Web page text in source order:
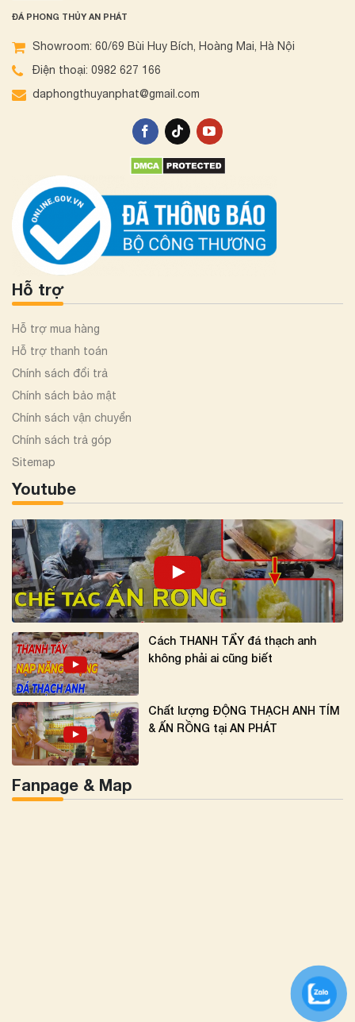
ĐÁ PHONG THỦY AN PHÁT
Showroom: 60/69 Bùi Huy Bích, Hoàng Mai, Hà Nội
Điện thoại: 0982 627 166
daphongthuyanphat@gmail.com
Hỗ trợ
Hỗ trợ mua hàng
Hỗ trợ thanh toán
Chính sách đổi trả
Chính sách bảo mật
Chính sách vận chuyển
Chính sách trả góp
Sitemap
Youtube
Cách THANH TẨY đá thạch anh
không phải ai cũng biết
Chất lượng ĐỘNG THẠCH ANH TÍM
& ẤN RỒNG tại AN PHÁT
Fanpage & Map